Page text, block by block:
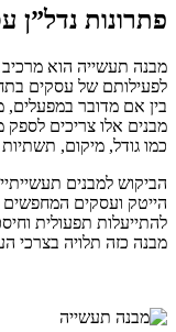
פתרונות
מבנה תעשייה הוא
לפעילותם של עסקים
בין אם מדובר במפעלים,
מבנים אלו צריכים
כמו גודל, מיקום,
הביקוש למבנים
הייטק ועסקים המחפשים
להתייעלות תפעולית
מבנה כזה תלויה בצרכי